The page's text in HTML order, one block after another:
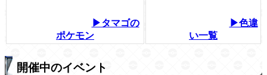
▶タマゴの
ポケモン
▶色違
い一覧
開催中のイベント